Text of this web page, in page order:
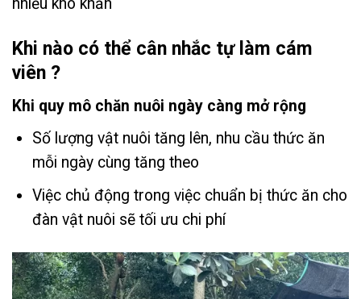
nhiều khó khăn
Khi nào có thể cân nhắc tự làm cám
viên ?
Khi quy mô chăn nuôi ngày càng mở rộng
Số lượng vật nuôi tăng lên, nhu cầu thức ăn
mỗi ngày cùng tăng theo
Việc chủ động trong việc chuẩn bị thức ăn cho
đàn vật nuôi sẽ tối ưu chi phí